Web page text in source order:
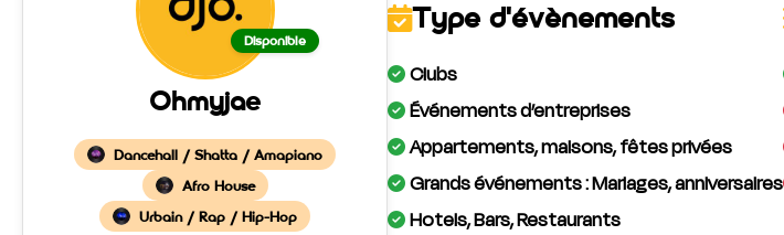
Disponible
Ohmyjae
Dancehall / Shatta / Amapiano
Afro House
Urbain / Rap / Hip-Hop
Type d'évènements
Clubs
Événements d’entreprises
Appartements, maisons, fêtes privées
Grands événements : Mariages, anniversaires
Hotels, Bars, Restaurants